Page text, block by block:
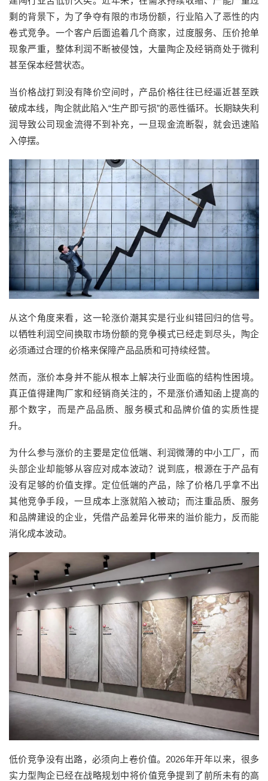
剩的背景下，为了争夺有限的市场份额，行业陷入了恶性的内
卷式竞争。一个客户后面追着几个商家，过度服务、压价抢单
现象严重，整体利润不断被侵蚀，大量陶企及经销商处于微利
甚至保本经营状态。
当价格战打到没有降价空间时，产品价格往往已经逼近甚至跌
破成本线，陶企就此陷入“生产即亏损”的恶性循环。长期缺失利
润导致公司现金流得不到补充，一旦现金流断裂，就会迅速陷
入停摆。
从这个角度来看，这一轮涨价潮其实是行业纠错回归的信号。
以牺牲利润空间换取市场份额的竞争模式已经走到尽头，陶企
必须通过合理的价格来保障产品品质和可持续经营。
然而，涨价本身并不能从根本上解决行业面临的结构性困境。
真正值得建陶厂家和经销商关注的，不是涨价通知函上提高的
那个数字，而是产品品质、服务模式和品牌价值的实质性提
升。
为什么参与涨价的主要是定位低端、利润微薄的中小工厂，而
头部企业却能够从容应对成本波动？说到底，根源在于产品有
没有足够的价值支撑。定位低端的产品，除了价格几乎拿不出
其他竞争手段，一旦成本上涨就陷入被动；而注重品质、服务
和品牌建设的企业，凭借产品差异化带来的溢价能力，反而能
消化成本波动。
低价竞争没有出路，必须向上卷价值。2026年开年以来，很多
实力型陶企已经在战略规划中将价值竞争提到了前所未有的高